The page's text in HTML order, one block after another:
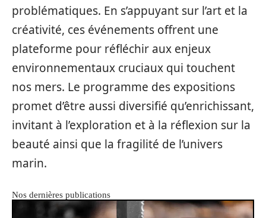
problématiques. En s’appuyant sur l’art et la
créativité, ces événements offrent une
plateforme pour réfléchir aux enjeux
environnementaux cruciaux qui touchent
nos mers. Le programme des expositions
promet d’être aussi diversifié qu’enrichissant,
invitant à l’exploration et à la réflexion sur la
beauté ainsi que la fragilité de l’univers
marin.
Nos dernières publications